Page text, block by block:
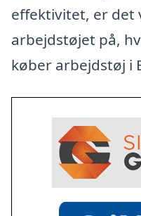
effektivitet, er det
arbejdstøjet på,
køber arbejdstøj i